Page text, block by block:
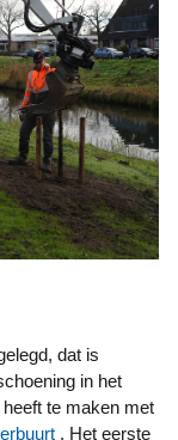
in het
heeft te maken met
. Het eerste